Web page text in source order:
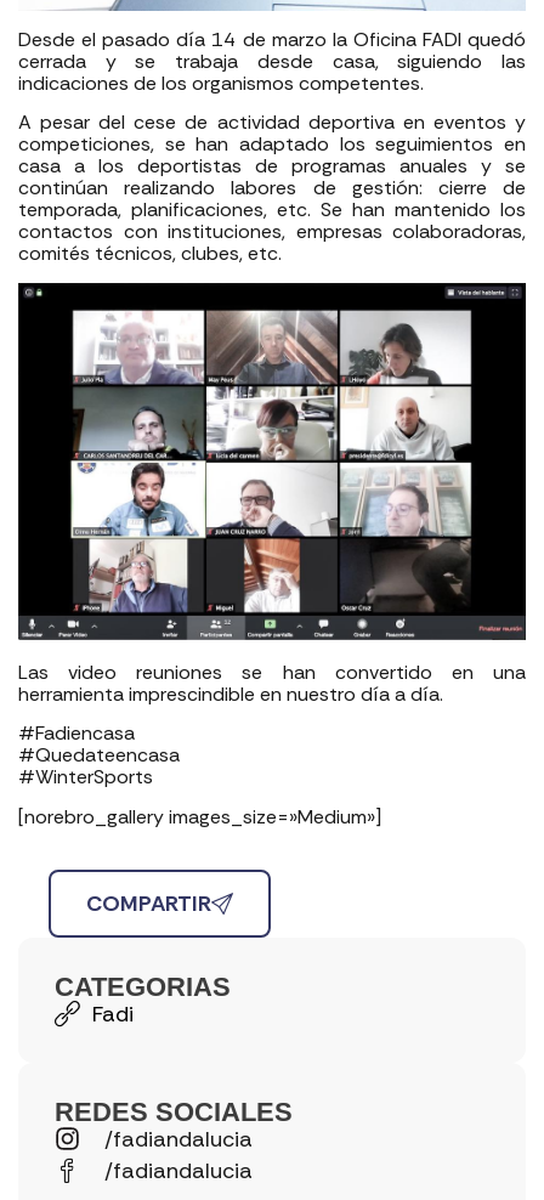
Desde el pasado día 14 de marzo la Oficina FADI quedó
cerrada y se trabaja desde casa, siguiendo las
indicaciones de los organismos competentes.
A pesar del cese de actividad deportiva en eventos y
competiciones, se han adaptado los seguimientos en
casa a los deportistas de programas anuales y se
continúan realizando labores de gestión: cierre de
temporada, planificaciones, etc. Se han mantenido los
contactos con instituciones, empresas colaboradoras,
comités técnicos, clubes, etc.
Las video reuniones se han convertido en una
herramienta imprescindible en nuestro día a día.
#Fadiencasa
#Quedateencasa
#WinterSports
[norebro_gallery images_size=»Medium»]
COMPARTIR
CATEGORIAS
Fadi
REDES SOCIALES
/fadiandalucia
/fadiandalucia